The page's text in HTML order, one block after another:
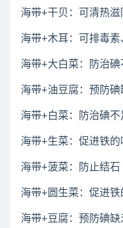
海带+干贝：可清热
海带+木耳：可排毒
海带+大白菜：防治碘
海带+油豆腐：预防碘
海带+白菜：防治碘不
海带+生菜：促进铁的
海带+菠菜：防止结石
海带+圆生菜：促进铁
海带+豆腐：预防碘缺